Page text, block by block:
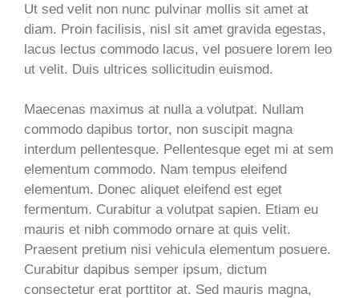
Ut sed velit non nunc pulvinar mollis sit amet at
diam. Proin facilisis, nisl sit amet gravida egestas,
lacus lectus commodo lacus, vel posuere lorem leo
ut velit. Duis ultrices sollicitudin euismod.
Maecenas maximus at nulla a volutpat. Nullam
commodo dapibus tortor, non suscipit magna
interdum pellentesque. Pellentesque eget mi at sem
elementum commodo. Nam tempus eleifend
elementum. Donec aliquet eleifend est eget
fermentum. Curabitur a volutpat sapien. Etiam eu
mauris et nibh commodo ornare at quis velit.
Praesent pretium nisi vehicula elementum posuere.
Curabitur dapibus semper ipsum, dictum
consectetur erat porttitor at. Sed mauris magna,